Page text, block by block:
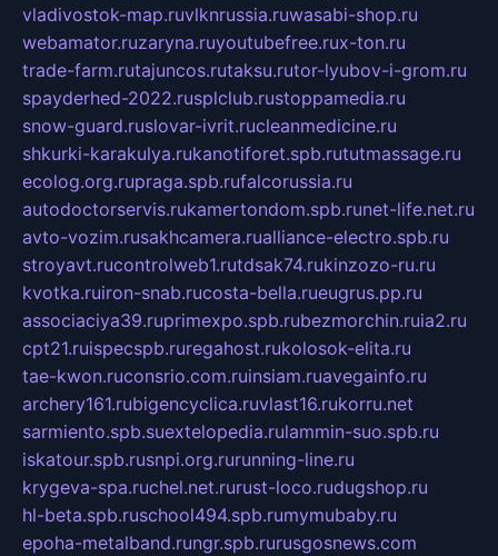
vladivostok-map.ruvlknrussia.ruwasabi-shop.ru
webamator.ruzaryna.ruyoutubefree.rux-ton.ru
trade-farm.rutajuncos.rutaksu.rutor-lyubov-i-grom.ru
spayderhed-2022.rusplclub.rustoppamedia.ru
snow-guard.ruslovar-ivrit.rucleanmedicine.ru
shkurki-karakulya.rukanotiforet.spb.rututmassage.ru
ecolog.org.rupraga.spb.rufalcorussia.ru
autodoctorservis.rukamertondom.spb.runet-life.net.ru
avto-vozim.rusakhcamera.rualliance-electro.spb.ru
stroyavt.rucontrolweb1.rutdsak74.rukinzozo-ru.ru
kvotka.ruiron-snab.rucosta-bella.rueugrus.pp.ru
associaciya39.ruprimexpo.spb.rubezmorchin.ruia2.ru
cpt21.ruispecspb.ruregahost.rukolosok-elita.ru
tae-kwon.ruconsrio.com.ruinsiam.ruavegainfo.ru
archery161.rubigencyclica.ruvlast16.rukorru.net
sarmiento.spb.suextelopedia.rulammin-suo.spb.ru
iskatour.spb.rusnpi.org.rurunning-line.ru
krygeva-spa.ruchel.net.rurust-loco.rudugshop.ru
hl-beta.spb.ruschool494.spb.rumymubaby.ru
epoha-metalband.rungr.spb.rurusgosnews.com